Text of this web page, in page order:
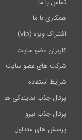
تماس با ما
همکاری با ما
اشتراک ویژه (vip)
کاربران عضو سایت
شرکت های عضو سایت
شرایط استفاده
پرتال جذب نمایندگی ها
پرتال جذب نیرو
پرسش های متداول